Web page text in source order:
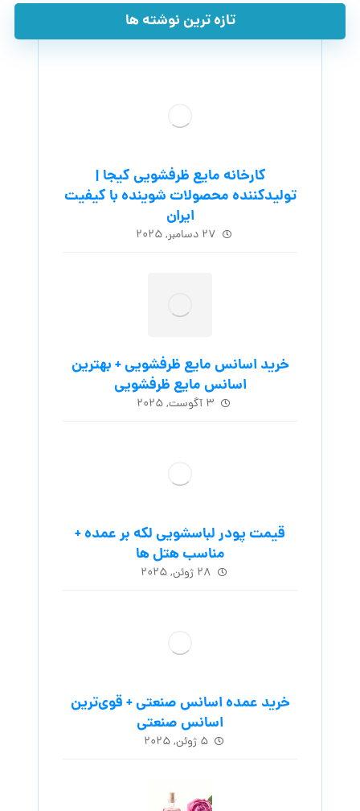
تازه ترین نوشته ها
کارخانه مایع ظرفشویی کیجا |
تولیدکننده محصولات شوینده با کیفیت
ایران
۲۷ دسامبر, ۲۰۲۵
خرید اسانس مایع ظرفشویی + بهترین
اسانس مایع ظرفشویی
۳ آگوست, ۲۰۲۵
قیمت پودر لباسشویی لکه بر عمده +
مناسب هتل ها
۲۸ ژوئن, ۲۰۲۵
خرید عمده اسانس صنعتی + قوی‌ترین
اسانس‌ صنعتی
۵ ژوئن, ۲۰۲۵